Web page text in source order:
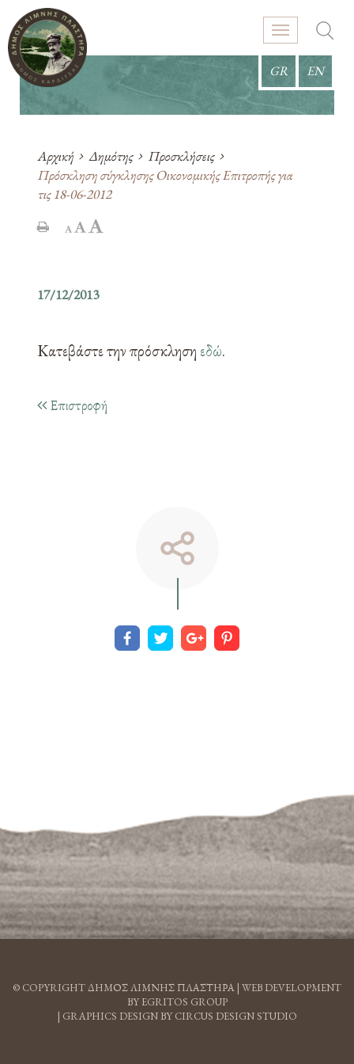
GR EN
Αρχική Δημότης
Προσκλήσεις
Πρόσκληση σύγκλησης Οικονομικής Επιτροπής για
τις 18-06-2012
17/12/2013
Κατεβάστε την πρόσκληση εδώ.
Επιστροφή
© COPYRIGHT ΔΗΜΟΣ ΛΙΜΝΗΣ ΠΛΑΣΤΗΡΑ | WEB DEVELOPMENT
BY EGRITOS GROUP
| GRAPHICS DESIGN BY CIRCUS DESIGN STUDIO